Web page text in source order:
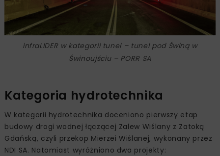
infraLIDER w kategorii tunel – tunel pod Świną w
Świnoujściu – PORR SA
Kategoria hydrotechnika
W kategorii hydrotechnika doceniono pierwszy etap
budowy drogi wodnej łączącej Zalew Wiślany z Zatoką
Gdańską, czyli przekop Mierzei Wiślanej, wykonany przez
NDI SA. Natomiast wyróżniono dwa projekty: